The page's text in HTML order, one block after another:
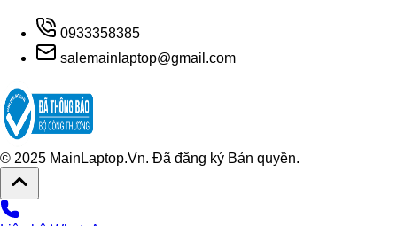
0933358385
salemainlaptop@gmail.com
© 2025 MainLaptop.Vn. Đã đăng ký Bản quyền.